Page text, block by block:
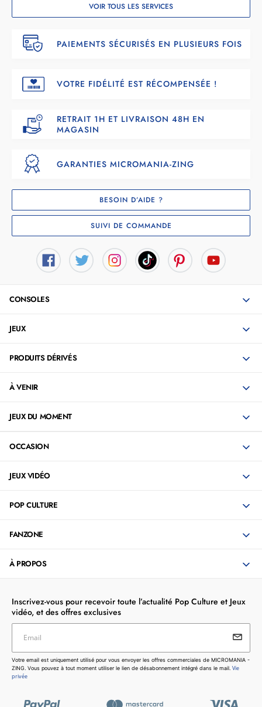
VOIR TOUS LES SERVICES
PAIEMENTS SÉCURISÉS EN PLUSIEURS FOIS
VOTRE FIDÉLITÉ EST RÉCOMPENSÉE !
RETRAIT 1H ET LIVRAISON 48H EN
MAGASIN
GARANTIES MICROMANIA-ZING
BESOIN D’AIDE ?
SUIVI DE COMMANDE
CONSOLES
JEUX
PRODUITS DÉRIVÉS
À VENIR
JEUX DU MOMENT
OCCASION
JEUX VIDÉO
POP CULTURE
FANZONE
À PROPOS
Inscrivez-vous pour recevoir toute l’actualité Pop Culture et Jeux
vidéo, et des offres exclusives
Votre email est uniquement utilisé pour vous envoyer les
offres commerciales de MICROMANIA - ZING. Vous pouvez
à tout moment utiliser le lien de désabonnement intégré dans
Email
Votre email est uniquement utilisé pour vous envoyer les offres commerciales de MICROMANIA -
ZING. Vous pouvez à tout moment utiliser le lien de désabonnement intégré dans le mail. Vie
privée